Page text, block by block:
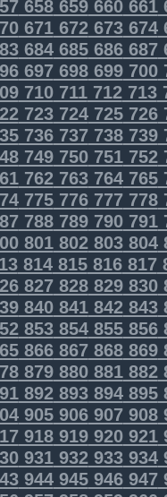
658659660661
671672673674
684685686687
697698699700
710711712713
723724725726
736737738739
749750751752
762763764765
775776777778
788789790791
801802803804
814815816817
827828829830
840841842843
853854855856
866867868869
879880881882
892893894895
905906907908
918919920921
931932933934
944945946947